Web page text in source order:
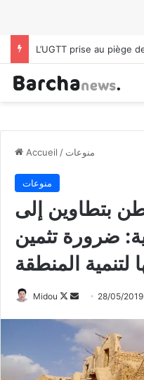
Accueil / منوعات
منوعات
بتطاوين إلى
ضرورة تثمين
لتنمية المنطقة
Midou
F
l
v
y
28/05/2019